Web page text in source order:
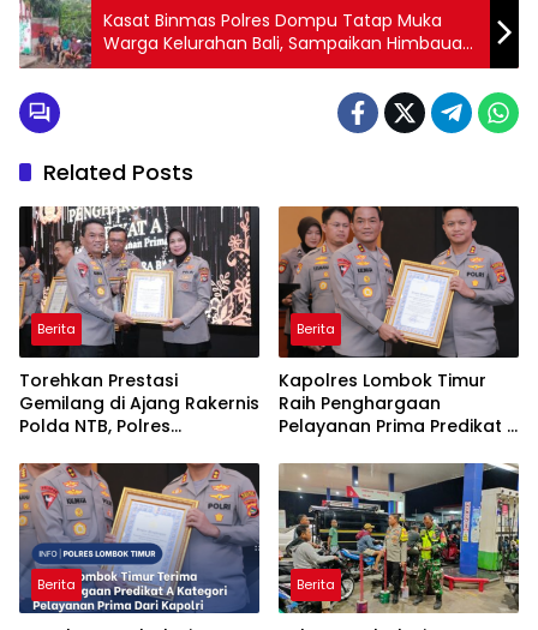
Kasat Binmas Polres Dompu Tatap Muka
Warga Kelurahan Bali, Sampaikan Himbauan
Kamtibmas dan Antisipasi Cuaca Ekstrem
Related Posts
Berita
Torehkan Prestasi
Gemilang di Ajang Rakernis
Polda NTB, Polres
Penghargaan Pelayanan
Prima Kapolri
Berita
Kapolres Lombok Timur
Raih Penghargaan
Pelayanan Prima Predikat A
Berita Berita